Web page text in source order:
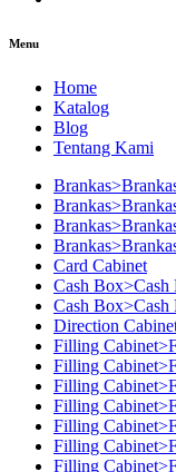
Menu
Home
Katalog
Blog
Tentang Kami
Card Cabinet
Cash
Cash Box>Cash
Direction
Filling
Filling
Filling
Filling
Filling
Filling
Filling